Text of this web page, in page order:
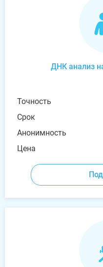
ДНК анализ
Точность
Срок
Анонимность
Цена